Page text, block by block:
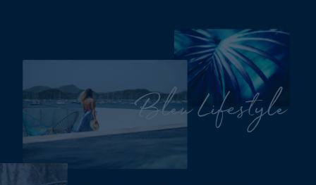
Bleu Lifestyle